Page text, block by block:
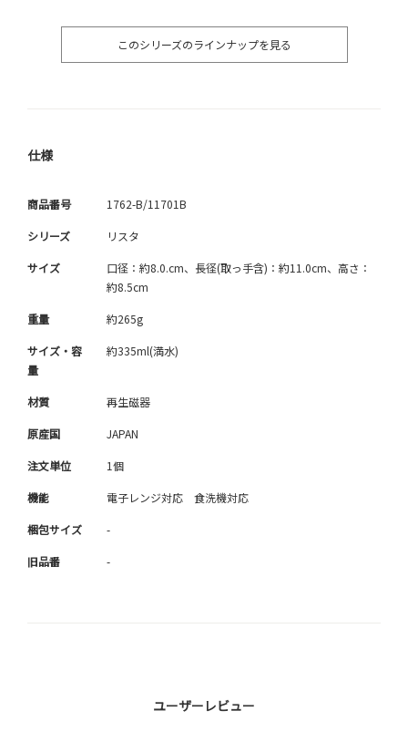
このシリーズのラインナップを見る
仕様
商品番号 1762-B/11701B
シリーズ リスタ
サイズ
口径：約8.0.cm、長径(取っ手含)：約11.0cm、高さ：
約8.5cm
重量 約265g
サイズ・容
量
約335ml(満水)
材質 再生磁器
原産国 JAPAN
注文単位 1個
機能 電子レンジ対応 食洗機対応
梱包サイズ -
旧品番 -
ユーザーレビュー